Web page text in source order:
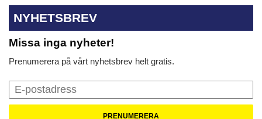
NYHETSBREV
Missa inga nyheter!
Prenumerera på vårt nyhetsbrev helt gratis.